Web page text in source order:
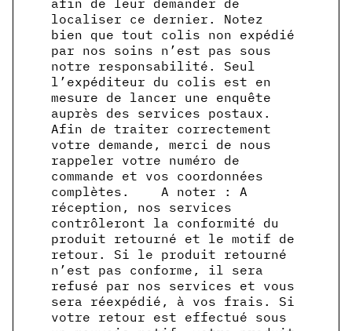
afin de leur demander de
localiser ce dernier. Notez
bien que tout colis non expédié
par nos soins n’est pas sous
notre responsabilité. Seul
l’expéditeur du colis est en
mesure de lancer une enquête
auprès des services postaux.
Afin de traiter correctement
votre demande, merci de nous
rappeler votre numéro de
commande et vos coordonnées
complètes. A noter : A
réception, nos services
contrôleront la conformité du
produit retourné et le motif de
retour. Si le produit retourné
n’est pas conforme, il sera
refusé par nos services et vous
sera réexpédié, à vos frais. Si
votre retour est effectué sous